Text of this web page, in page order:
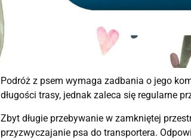
Podróż z psem wymaga zadbania o jego
długości trasy, jednak zaleca się regularne
Zbyt długie przebywanie w zamkniętej
przyzwyczajanie psa do transportera.